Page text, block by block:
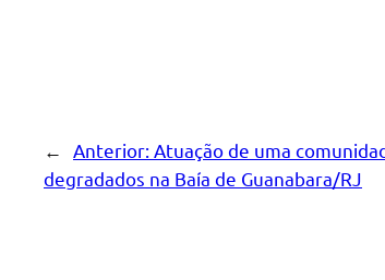
← Anterior: Atuação de uma
degradados na Baía de Guanabara/RJ